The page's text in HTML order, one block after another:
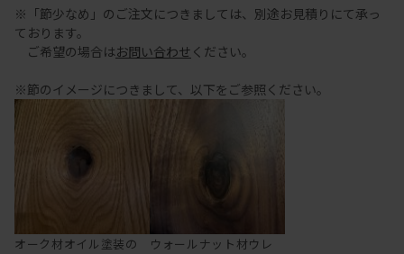
※「節少なめ」のご注文につきましては、別途お見積りにて承っ
ております。
ご希望の場合はお問い合わせ ください。
※節のイメージにつきまして、以下をご参照ください。
オーク材オイル塗装の
ウォールナット材ウレ